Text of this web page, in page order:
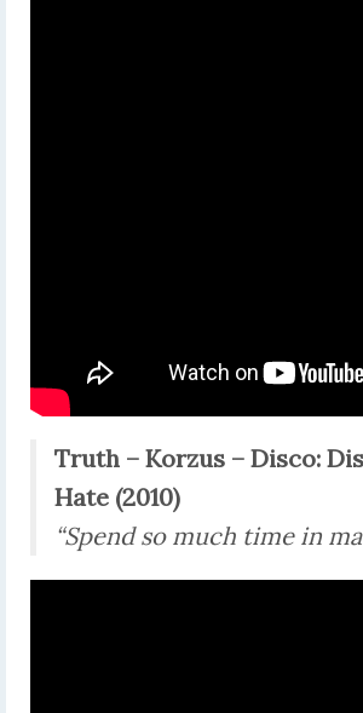
Truth – Korzus – Disco:
Hate (2010)
“Spend so much time in